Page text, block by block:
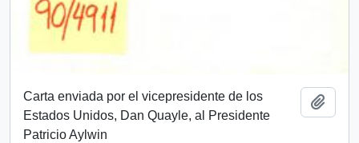
Carta enviada por el vicepresidente de los
Estados Unidos, Dan Quayle, al Presidente
Patricio Aylwin